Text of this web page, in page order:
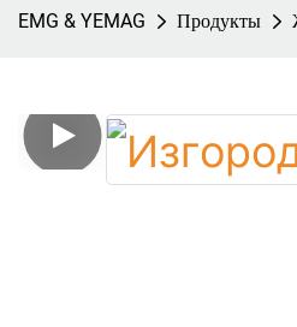
EMG & YEMAG Продукты